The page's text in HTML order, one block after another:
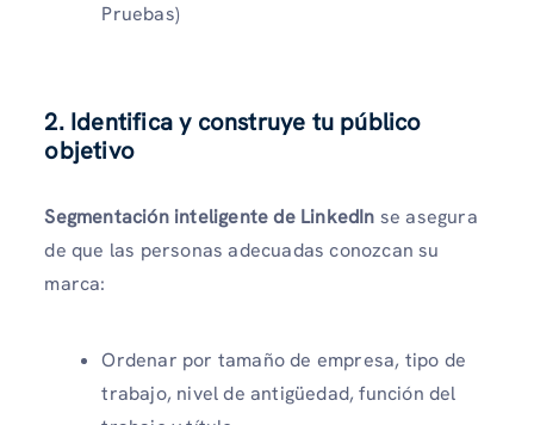
Pruebas)
2. Identifica y construye tu público
objetivo
Segmentación inteligente de LinkedIn se asegura
de que las personas adecuadas conozcan su
marca:
Ordenar por tamaño de empresa, tipo de
trabajo, nivel de antigüedad, función del